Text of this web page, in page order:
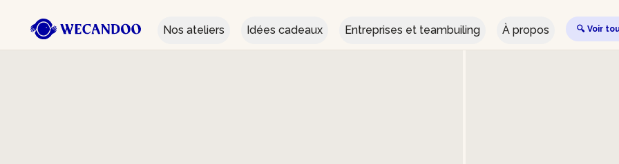
Nos ateliers Idées cadeaux Entreprises et teambuiling À propos 🔍 Voir